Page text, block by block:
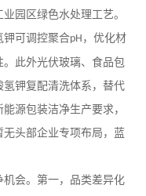
园区绿色水处理工艺。
钾可调控聚合pH ，优化材
此外光伏玻璃、食品包
钾复配清洗体系，替代
源包装洁净生产要求，
头部企业专项布局，蓝
会。第一，品类差异化